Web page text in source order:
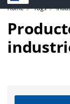
Home Tags